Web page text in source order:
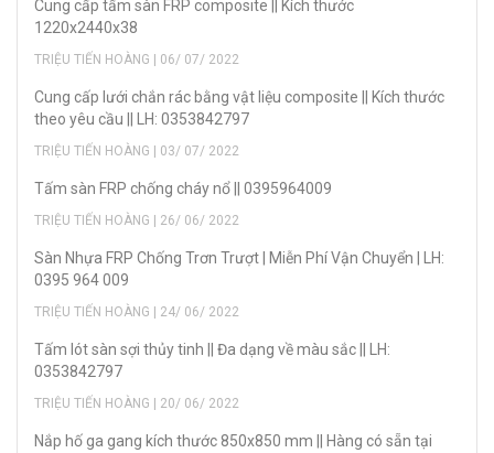
Cung cấp tấm sàn FRP composite || Kích thước
1220x2440x38
TRIỆU TIẾN HOÀNG | 06/ 07/ 2022
Cung cấp lưới chắn rác bằng vật liệu composite || Kích thước
theo yêu cầu || LH: 0353842797
TRIỆU TIẾN HOÀNG | 03/ 07/ 2022
Tấm sàn FRP chống cháy nổ || 0395964009
TRIỆU TIẾN HOÀNG | 26/ 06/ 2022
Sàn Nhựa FRP Chống Trơn Trượt | Miễn Phí Vận Chuyển | LH:
0395 964 009
TRIỆU TIẾN HOÀNG | 24/ 06/ 2022
Tấm lót sàn sợi thủy tinh || Đa dạng về màu sắc || LH:
0353842797
TRIỆU TIẾN HOÀNG | 20/ 06/ 2022
Nắp hố ga gang kích thước 850x850 mm || Hàng có sẵn tại